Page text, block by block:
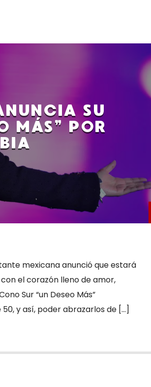
SU
MÁS” POR
mexicana anunció que estará
el corazón lleno de amor,
Sur “un Deseo Más”
y así, poder abrazarlos de […]